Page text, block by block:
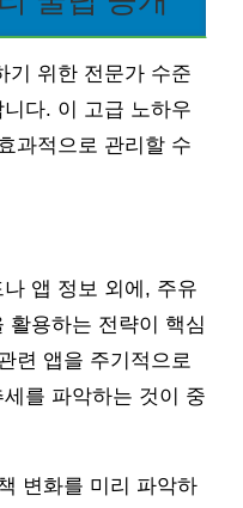
기 위한 전문가 수준
다. 이 고급 노하우
과적으로 관리할 수
앱 정보 외에, 주유
활용하는 전략이 핵심
련 앱을 주기적으로
를 파악하는 것이 중
변화를 미리 파악하